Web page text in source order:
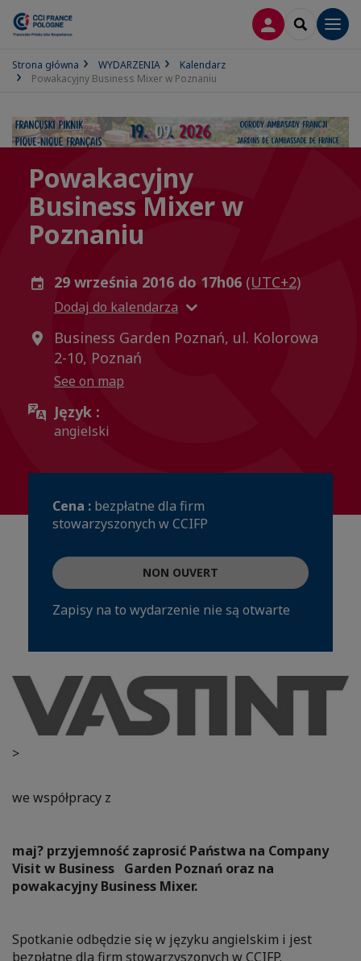
LOGOWANIE
SEARCH
Strona główna WYDARZENIA
Kalendarz
Powakacyjny Business Mixer w Poznaniu
Powakacyjny
Business Mixer w
Poznaniu
29 września 2016 do 17h06 (UTC+2)
Dodaj do kalendarza
Business Garden Poznań, ul. Kolorowa
2-10, Poznań
See on map
Język :
angielski
Cena : bezpłatne dla firm
stowarzyszonych w CCIFP
NON OUVERT
Zapisy na to wydarzenie nie są otwarte
>
we współpracy z
maj? przyjemność zaprosić Państwa na Company
Visit w Business Garden Poznań oraz na
powakacyjny Business Mixer.
Spotkanie odbędzie się w języku angielskim i jest
bezpłatne dla firm stowarzyszonych w CCIFP.